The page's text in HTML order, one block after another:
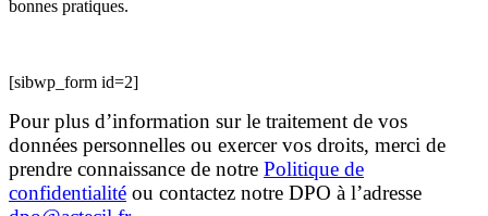
bonnes pratiques.
[sibwp_form id=2]
Pour plus d’information sur le traitement de vos
données personnelles ou exercer vos droits, merci de
prendre connaissance de notre Politique de
confidentialité ou contactez notre DPO à l’adresse